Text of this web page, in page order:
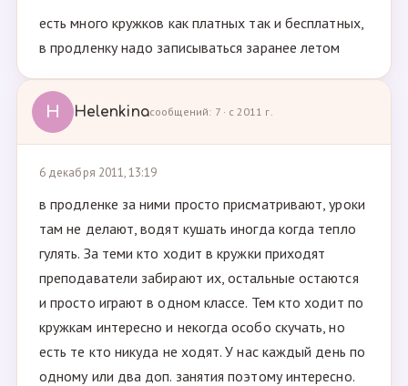
есть много кружков как платных так и бесплатных,
в продленку надо записываться заранее летом
H Helenkinaсообщений: 7 · с 2011 г.
6 декабря 2011, 13:19
в продленке за ними просто присматривают, уроки
там не делают, водят кушать иногда когда тепло
гулять. За теми кто ходит в кружки приходят
преподаватели забирают их, остальные остаются
и просто играют в одном классе. Тем кто ходит по
кружкам интересно и некогда особо скучать, но
есть те кто никуда не ходят. У нас каждый день по
одному или два доп. занятия поэтому интересно.